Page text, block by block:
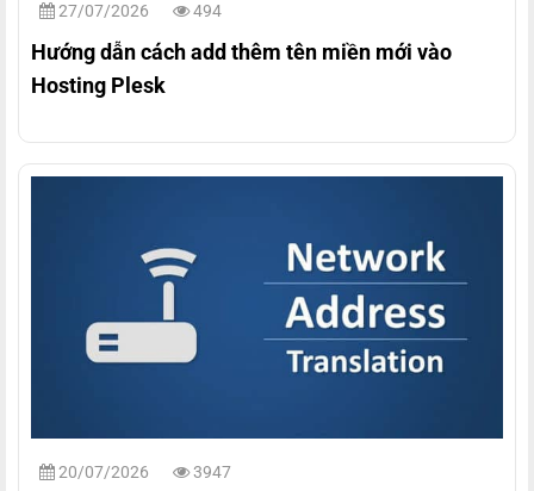
27/07/2026 494
Hướng dẫn cách add thêm tên miền mới vào
Hosting Plesk
20/07/2026 3947